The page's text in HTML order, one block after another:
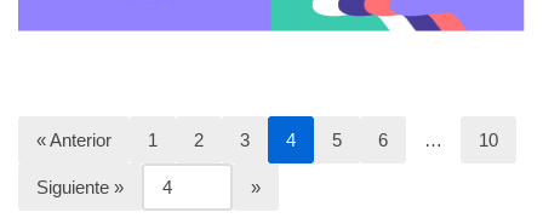
« Anterior 1 2 3 4 5 6 … 10
Siguiente »